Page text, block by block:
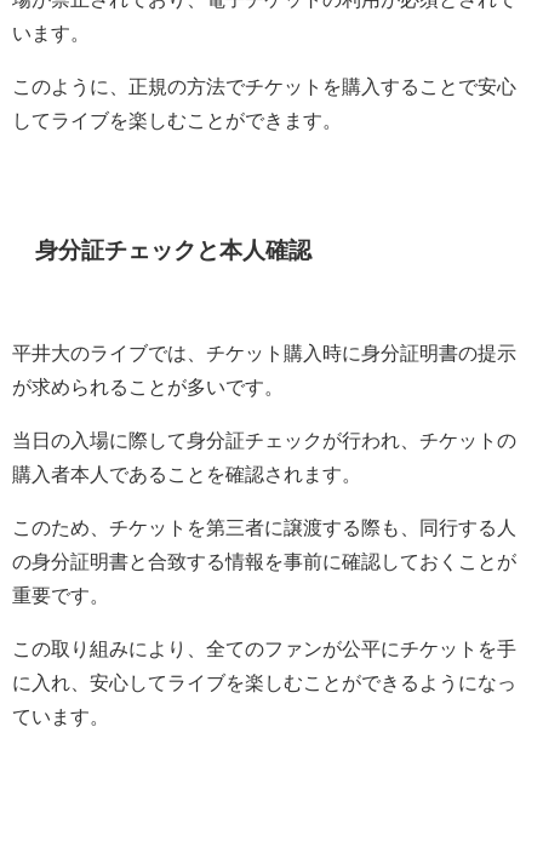
います。
このように、正規の方法でチケットを購入することで安心
してライブを楽しむことができます。
身分証チェックと本人確認
平井大のライブでは、チケット購入時に身分証明書の提示
が求められることが多いです。
当日の入場に際して身分証チェックが行われ、チケットの
購入者本人であることを確認されます。
このため、チケットを第三者に譲渡する際も、同行する人
の身分証明書と合致する情報を事前に確認しておくことが
重要です。
この取り組みにより、全てのファンが公平にチケットを手
に入れ、安心してライブを楽しむことができるようになっ
ています。